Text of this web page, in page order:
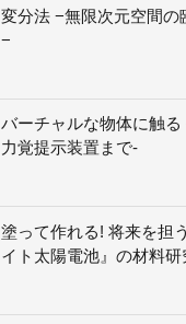
変分法 −無限次元空間の
−
バーチャルな物体に触る
力覚提示装置まで-
塗って作れる! 将来を担
イト太陽電池』の材料研